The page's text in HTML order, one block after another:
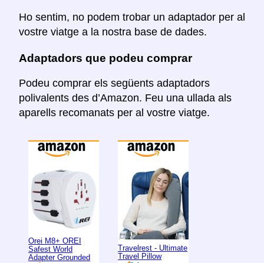
Ho sentim, no podem trobar un adaptador per al
vostre viatge a la nostra base de dades.
Adaptadors que podeu comprar
Podeu comprar els següents adaptadors
polivalents des d’Amazon. Feu una ullada als
aparells recomanats per al vostre viatge.
Orei M8+ OREI
Safest World
Adapter Grounded
Travelrest - Ultimate
Travel Pillow